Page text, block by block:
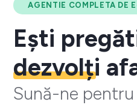
AGENTIE COMPLETA DE
Ești
dezvolți
Sună-ne